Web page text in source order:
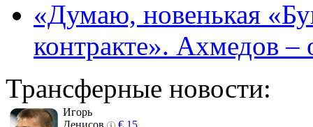
«Думаю, новенькая
контракте». Ахмедов
Трансферные новости:
Игорь
Денисов
€ 15